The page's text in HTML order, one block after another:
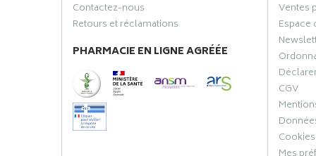
Contactez-nous
Retours et réclamations
PHARMACIE EN LIGNE AGRÉÉE
Ventes
Espace
CGV
Cookies